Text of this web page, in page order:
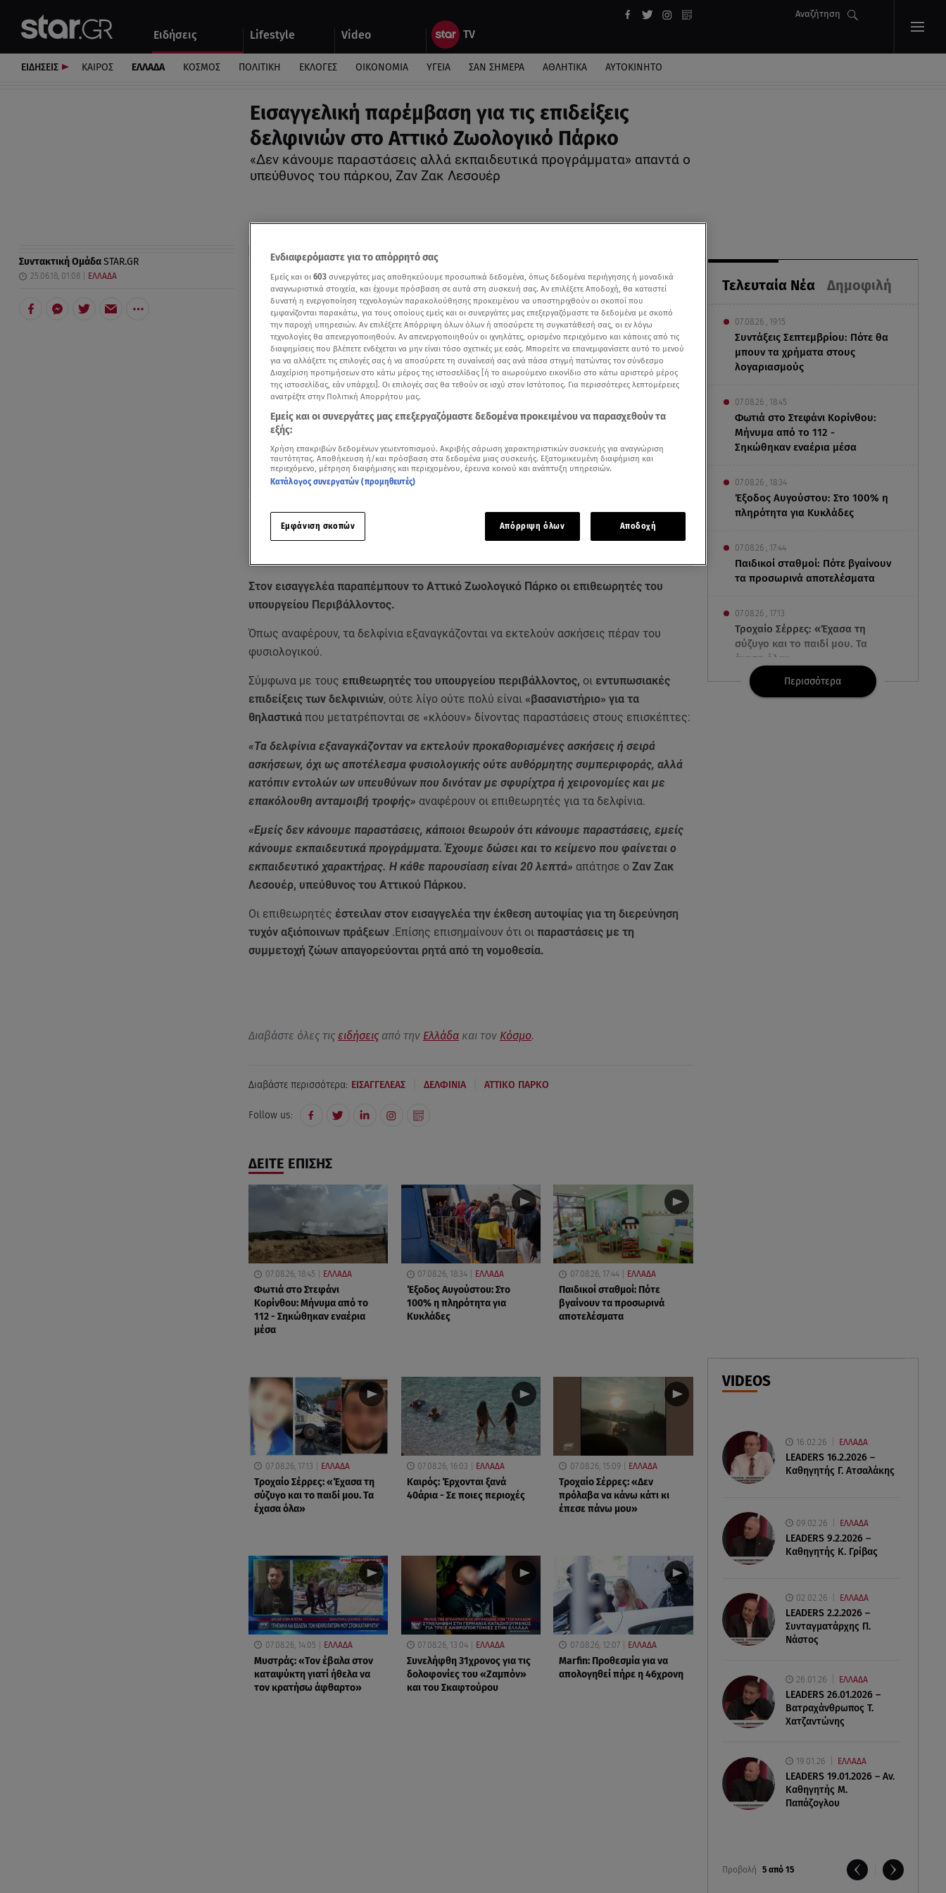
Ειδήσεις Lifestyle Video
Αναζήτηση
Αυτοκίνητο
ΕΙΔΗΣΕΙΣ ΚΑΙΡΟΣ ΕΛΛΑΔΑ ΚΟΣΜΟΣ ΠΟΛΙΤΙΚΗ ΕΚΛΟΓΕΣ ΟΙΚΟΝΟΜΙΑ ΥΓΕΙΑ ΣΑΝ ΣΗΜΕΡΑ ΑΘΛΗΤΙΚΑ ΑΥΤΟΚΙΝΗΤΟ
Εισαγγελική παρέμβαση για τις επιδείξεις
δελφινιών στο Αττικό Ζωολογικό Πάρκο
«Δεν κάνουμε παραστάσεις αλλά εκπαιδευτικά προγράμματα» απαντά ο
υπεύθυνος του πάρκου, Ζαν Ζακ Λεσουέρ
Τελευταία Νέα Δημοφιλή
07.08.26 , 19:15
Συντάξεις Σεπτεμβρίου: Πότε θα
μπουν τα χρήματα στους
λογαριασμούς
07.08.26 , 18:45
Φωτιά στο Στεφάνι Κορίνθου:
Μήνυμα από το 112 -
Σηκώθηκαν εναέρια μέσα
07.08.26 , 18:34
Έξοδος Αυγούστου: Στο 100% η
πληρότητα για Κυκλάδες
07.08.26 , 17:44
Παιδικοί σταθμοί: Πότε βγαίνουν
τα προσωρινά αποτελέσματα
07.08.26 , 17:13
Τροχαίο Σέρρες: «Έχασα τη
σύζυγο και το παιδί μου. Τα
έχασα όλα»
07.08.26 , 16:03
έλεγχοι - Στη μάχη drones και
νέες τεχνολογίες
Περισσότερα
VIDEOS
16.02.26 ΕΛΛΑΔΑ
LEADERS 16.2.2026 –
Καθηγητής Γ. Ατσαλάκης
09.02.26 ΕΛΛΑΔΑ
LEADERS 9.2.2026 –
Καθηγητής Κ. Γρίβας
02.02.26 ΕΛΛΑΔΑ
LEADERS 2.2.2026 –
Συνταγματάρχης Π.
Νάστος
26.01.26 ΕΛΛΑΔΑ
LEADERS 26.01.2026 –
Βατραχάνθρωπος Τ.
Χατζαντώνης
19.01.26 ΕΛΛΑΔΑ
LEADERS 19.01.2026 – Αν.
Καθηγητής Μ.
Παπάζογλου
Προβολή 5 από 15
Συντακτική ΟμάδαSTAR.GR
25.06.18, 01:08 ΕΛΛΑΔΑ
Δείτε περισσότερα άρθρα μας στα αποτελέσματα αναζήτησης
Add star.gr on Google
Στον εισαγγελέα παραπέμπουν το Αττικό Ζωολογικό Πάρκο οι επιθεωρητές του
υπουργείου Περιβάλλοντος.
Όπως αναφέρουν, τα δελφίνια εξαναγκάζονται να εκτελούν ασκήσεις πέραν του
φυσιολογικού.
Σύμφωνα με τους επιθεωρητές του υπουργείου περιβάλλοντος, οι εντυπωσιακές
επιδείξεις των δελφινιών, ούτε λίγο ούτε πολύ είναι «βασανιστήριο» για τα
θηλαστικάπου μετατρέπονται σε «κλόουν» δίνοντας παραστάσεις στους επισκέπτες:
«Τα δελφίνια εξαναγκάζονταν να εκτελούν προκαθορισμένες ασκήσεις ή σειρά
ασκήσεων, όχι ως αποτέλεσμα φυσιολογικής ούτε αυθόρμητης συμπεριφοράς, αλλά
κατόπιν εντολών ων υπευθύνων που δινόταν με σφυρίχτρα ή χειρονομίες και με
επακόλουθη ανταμοιβή τροφής» αναφέρουν οι επιθεωρητές για τα δελφίνια.
«Εμείς δεν κάνουμε παραστάσεις, κάποιοι θεωρούν ότι κάνουμε παραστάσεις, εμείς
κάνουμε εκπαιδευτικά προγράμματα. Έχουμε δώσει και το κείμενο που φαίνεται ο
εκπαιδευτικό χαρακτήρας. Η κάθε παρουσίαση είναι 20 λεπτά» απάτησε οΖαν Ζακ
Λεσουέρ, υπεύθυνος του Αττικού Πάρκου.
Οι επιθεωρητές έστειλαν στον εισαγγελέα την έκθεση αυτοψίας για τη διερεύνηση
τυχόν αξιόποινων πράξεων.Επίσης επισημαίνουν ότι οι παραστάσεις με τη
συμμετοχή ζώων απαγορεύονται ρητά από τη νομοθεσία.
Διαβάστε όλες τις ειδήσειςαπό την Ελλάδακαι τον Κόσμο.
Διαβάστε περισσότερα: ΕΙΣΑΓΓΕΛΕΑΣ ΔΕΛΦΙΝΙΑ ΑΤΤΙΚΟ ΠΑΡΚΟ
Follow us:
ΔΕΙΤΕ ΕΠΙΣΗΣ
07.08.26, 18:45 ΕΛΛΑΔΑ
Φωτιά στο Στεφάνι
Κορίνθου: Μήνυμα από το
112 - Σηκώθηκαν εναέρια
μέσα
07.08.26, 18:34 ΕΛΛΑΔΑ
Έξοδος Αυγούστου: Στο
100% η πληρότητα για
Κυκλάδες
07.08.26, 17:44 ΕΛΛΑΔΑ
Παιδικοί σταθμοί: Πότε
βγαίνουν τα προσωρινά
αποτελέσματα
07.08.26, 17:13 ΕΛΛΑΔΑ
Τροχαίο Σέρρες: «Έχασα τη
σύζυγο και το παιδί μου. Τα
έχασα όλα»
07.08.26, 16:03 ΕΛΛΑΔΑ
Καιρός: Έρχονται ξανά
40άρια - Σε ποιες περιοχές
07.08.26, 15:09 ΕΛΛΑΔΑ
Τροχαίο Σέρρες: «Δεν
πρόλαβα να κάνω κάτι κι
έπεσε πάνω μου»
07.08.26, 14:05 ΕΛΛΑΔΑ
Μυστράς: «Τον έβαλα στον
καταψύκτη γιατί ήθελα να
τον κρατήσω άφθαρτο»
07.08.26, 13:04 ΕΛΛΑΔΑ
Συνελήφθη 31χρονος για τις
δολοφονίες του «Ζαμπόν»
και του Σκαφτούρου
07.08.26, 12:07 ΕΛΛΑΔΑ
Marfin: Προθεσμία για να
απολογηθεί πήρε η 46χρονη
Ενδιαφερόμαστε για το απόρρητό σας
Εμείς και οι 603 συνεργάτες μας αποθηκεύουμε προσωπικά δεδομένα, όπως δεδομένα περιήγησης ή μοναδικά
αναγνωριστικά στοιχεία, και έχουμε πρόσβαση σε αυτά στη συσκευή σας. Αν επιλέξετε Αποδοχή, θα καταστεί
δυνατή η ενεργοποίηση τεχνολογιών παρακολούθησης προκειμένου να υποστηριχθούν οι σκοποί που
εμφανίζονται παρακάτω, για τους οποίους εμείς και οι συνεργάτες μας επεξεργαζόμαστε τα δεδομένα με σκοπό
την παροχή υπηρεσιών. Αν επιλέξετε Απόρριψη όλων όλων ή αποσύρετε τη συγκατάθεσή σας, οι εν λόγω
τεχνολογίες θα απενεργοποιηθούν. Αν απενεργοποιηθούν οι ιχνηλάτες, ορισμένο περιεχόμενο και κάποιες από τις
διαφημίσεις που βλέπετε ενδέχεται να μην είναι τόσο σχετικές με εσάς. Μπορείτε να επανεμφανίσετε αυτό το μενού
για να αλλάξετε τις επιλογές σας ή να αποσύρετε τη συναίνεσή σας ανά πάσα στιγμή πατώντας τον σύνδεσμο
Διαχείριση προτιμήσεων στο κάτω μέρος της ιστοσελίδας [ή το αιωρούμενο εικονίδιο στο κάτω αριστερό μέρος
της ιστοσελίδας, εάν υπάρχει]. Οι επιλογές σας θα τεθούν σε ισχύ στον Ιστότοπος. Για περισσότερες λεπτομέρειες
ανατρέξτε στην Πολιτική Απορρήτου μας.
Εμείς και οι συνεργάτες μας επεξεργαζόμαστε δεδομένα προκειμένου να παρασχεθούν τα
εξής:
Χρήση επακριβών δεδομένων γεωεντοπισμού. Ακριβής σάρωση χαρακτηριστικών συσκευής για αναγνώριση
ταυτότητας. Αποθήκευση ή/και πρόσβαση στα δεδομένα μιας συσκευής. Εξατομικευμένη διαφήμιση και
περιεχόμενο, μέτρηση διαφήμισης και περιεχομένου, έρευνα κοινού και ανάπτυξη υπηρεσιών.
Κατάλογος συνεργατών (προμηθευτές)
Εμφάνιση σκοπών Απόρριψη όλων Αποδοχή